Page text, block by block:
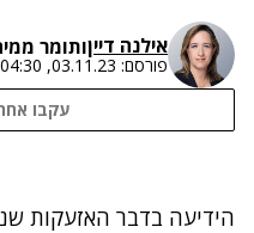
אילנה דייןותומר
פורסם: 03.11.23, 04:30
עקבו